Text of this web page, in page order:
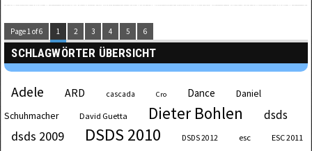
Page 1 of 6 1 2 3 4 5 6
SCHLAGWÖRTER ÜBERSICHT
Adele ARD cascada Cro Dance
Daniel
Schuhmacher
David Guetta Dieter Bohlen dsds
dsds 2009 DSDS 2010 DSDS 2012 esc ESC 2011